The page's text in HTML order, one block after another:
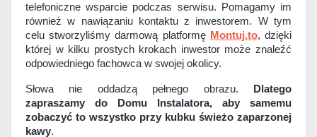
telefoniczne wsparcie podczas serwisu. Pomagamy im
również w nawiązaniu kontaktu z inwestorem. W tym
celu stworzyliśmy darmową platformę Montuj.to, dzięki
której w kilku prostych krokach inwestor może znaleźć
odpowiedniego fachowca w swojej okolicy.
Słowa nie oddadzą pełnego obrazu. Dlatego
zapraszamy do Domu Instalatora, aby samemu
zobaczyć to wszystko przy kubku świeżo zaparzonej
kawy.